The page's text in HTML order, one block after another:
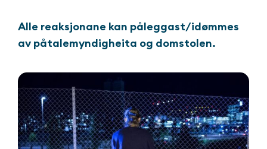
Alle reaksjonane kan påleggast/idømmes
av påtalemyndigheita og domstolen.